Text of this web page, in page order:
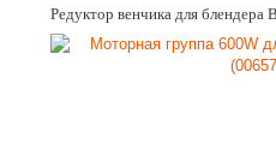
Редуктор венчика для блендера